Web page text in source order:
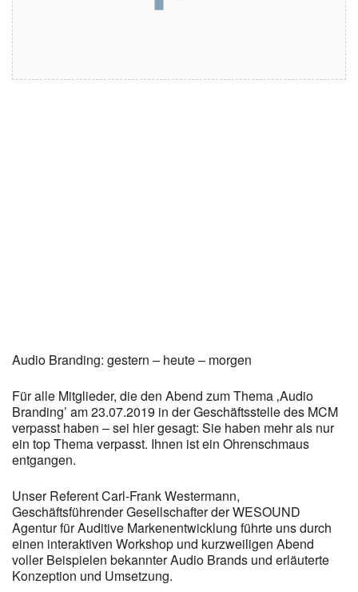
Audio Branding: gestern – heute – morgen
Für alle Mitglieder, die den Abend zum Thema ‚Audio
Branding’ am 23.07.2019 in der Geschäftsstelle des MCM
verpasst haben – sei hier gesagt: Sie haben mehr als nur
ein top Thema verpasst. Ihnen ist ein Ohrenschmaus
entgangen.
Unser Referent Carl-Frank Westermann,
Geschäftsführender Gesellschafter der WESOUND
Agentur für Auditive Markenentwicklung führte uns durch
einen interaktiven Workshop und kurzweiligen Abend
voller Beispielen bekannter Audio Brands und erläuterte
Konzeption und Umsetzung.